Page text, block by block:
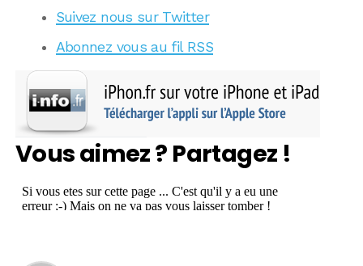
Suivez nous sur Twitter
Abonnez vous au fil RSS
Vous aimez ? Partagez !